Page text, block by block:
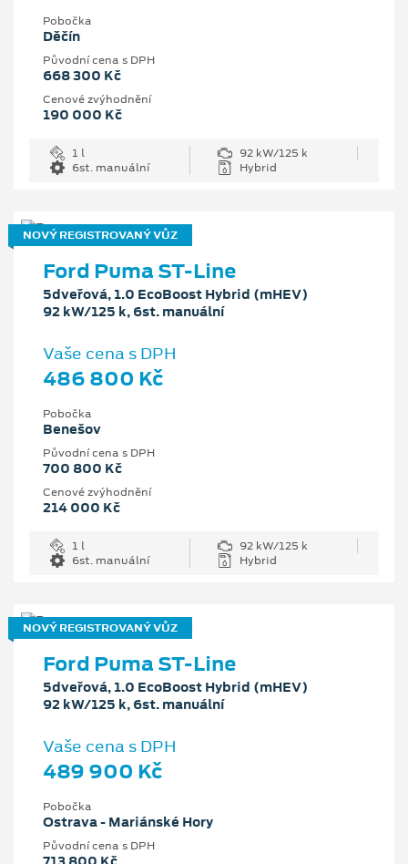
Pobočka
Děčín
Původní cena s DPH
668 300 Kč
Cenové zvýhodnění
190 000 Kč
1 l
92 kW/125 k
6st. manuální
Hybrid
NOVÝ REGISTROVANÝ VŮZ
Ford Puma ST-Line
5dveřová, 1.0 EcoBoost Hybrid (mHEV)
92 kW/125 k, 6st. manuální
Vaše cena s DPH
486 800 Kč
Pobočka
Benešov
Původní cena s DPH
700 800 Kč
Cenové zvýhodnění
214 000 Kč
1 l
92 kW/125 k
6st. manuální
Hybrid
NOVÝ REGISTROVANÝ VŮZ
Ford Puma ST-Line
5dveřová, 1.0 EcoBoost Hybrid (mHEV)
92 kW/125 k, 6st. manuální
Vaše cena s DPH
489 900 Kč
Pobočka
Ostrava - Mariánské Hory
Původní cena s DPH